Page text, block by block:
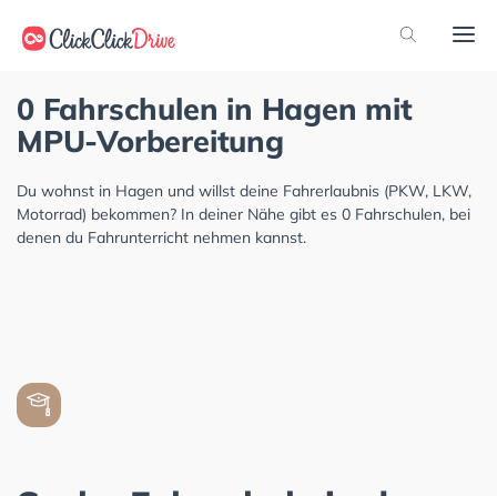
0 Fahrschulen in Hagen mit
MPU-Vorbereitung
Du wohnst in Hagen und willst deine Fahrerlaubnis (PKW, LKW,
Motorrad) bekommen? In deiner Nähe gibt es 0 Fahrschulen, bei
denen du Fahrunterricht nehmen kannst.